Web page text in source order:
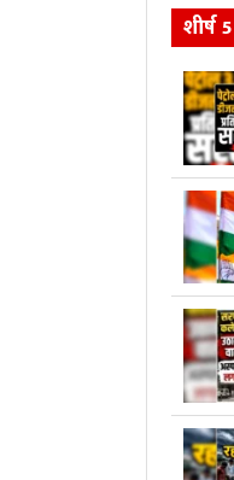
शीर्ष 5